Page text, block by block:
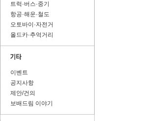
트럭·버스·중기
항공·해운·철도
오토바이·자전거
올드카·추억거리
이벤트
공지사항
제안/건의
보배드림 이야기